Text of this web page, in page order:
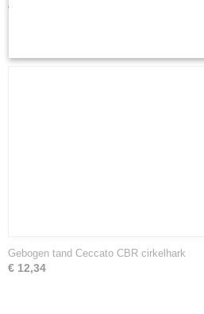
€ 116,16
Gebogen tand Ceccato CBR cirkelhark
€ 12,34